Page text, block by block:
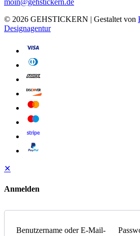
moin@gehstickern.de
© 2026 GEHSTICKERN | Gestaltet von
Designagentur
✕
Anmelden
Benutzername oder E-Mail-